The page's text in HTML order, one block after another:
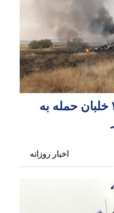
سرنوشت مبهم ۳ خلبان حمله به
اخبار روزانه